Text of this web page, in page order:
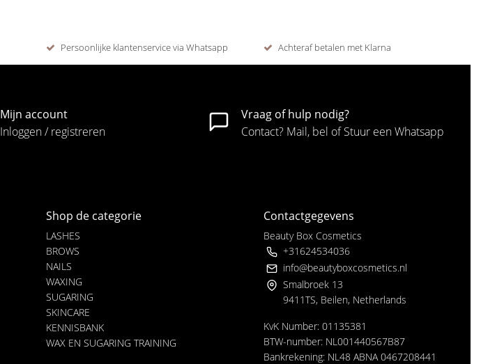
Persoonlijke klantenservice via Whatsapp Achteraf betalen met Klarna
Mijn account
Inloggen / registreren
Vraag of hulp nodig?
Contact? Mail, bel of Stuur een Whatsapp
Shop de categorie
LASHES
BROWS
NAILS
WAXING
SUGARING
SKINCARE
KENNISBANK
WAX EN SUGARING TRAINING
Contactgegevens
Beauty Box Cosmetics
+31624534036
info@beautyboxcosmetics.nl
Smalbroek 13
9411TS, Beilen, Netherlands
KvK Number: 01135381
BTW-number: NL001440567B87
Bankrekening: NL48 ABNA 0467208441